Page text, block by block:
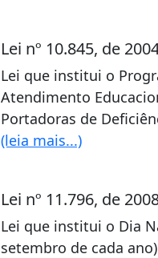
Lei nº 10.845, de
Lei que institui o
Atendimento
Portadoras de
(leia mais...)
Lei nº 11.796, de
Lei que institui o Dia
setembro de cada ano)